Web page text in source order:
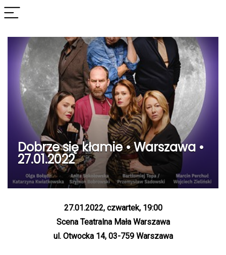
Dobrze się kłamie • Warszawa •
27.01.2022
27.01.2022, czwartek, 19:00
Scena Teatralna Mała Warszawa
ul. Otwocka 14, 03-759 Warszawa